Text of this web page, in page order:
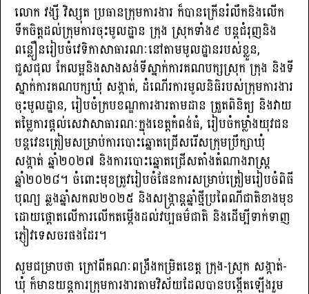
លោក វង្សី វិស្សុត ប្រធានក្រុមការងារ ក៏បានក្រើនរំលឹកនិងលើក
ទឹកចិត្តដល់ក្រុមការចុះមូលដ្ឋាន ក្រុង ស្រុកទាំង៩ បន្តជំរុញនិង
ពន្លឿនរៀបចំវេទិកាសាធារណៈនៅតាមមូលដ្ឋានរបស់ខ្លួន,
ជួសជុល កែលម្អនិងសាងសង់ទីស្នាក់ការគណបក្សស្រុក ក្រុង និងទី
ស្នាក់ការគណបក្សឃុំ សង្កាត់, ដំណើរការមូលនិធិរបស់ក្រុមការងារ
ចុះមូលដ្ឋាន, រៀបចំក្របខណ្ឌការងារតាមដាន ត្រួតពិនិត្យ និងវាយ
តម្លៃការផ្ដល់សេវាសាធារណៈក្នុងខេត្តកំពង់ធំ, រៀបចំកម្លាំងយុវជន
បន្តវេនត្រៀមសម្រាប់ការបោះឆ្នោតជ្រើសរើសក្រុមប្រឹក្សាឃុំ
សង្កាត់ ឆ្នាំ២០២៧ និងការបោះឆ្នោតជ្រើសតាំងតំណាងរាស្រ្ត
ឆ្នាំ២០២៨។ ចំពោះមុខត្រូវរៀបចំផែនការសម្រាប់ត្រៀមរៀបចំពិធី
បុណ្យ ឆ្លងឆ្នាំសកល២០២៥ និងសង្ក្រាន្តឆ្នាំថ្មីប្រពៃណីជាតិខាងមុខ
ដោយផ្ដោតលើការលើកតម្កើងដល់វប្បធម៌ជាតិ និងដើម្បីទាក់ទាញ
ភ្ញៀវទេសចរផងដែរ។
សូមជម្រាបថា ក្រៅពីគណៈពង្រឹងកម្រិតខេត្ត ក្រុង-ស្រុក សង្កាត់-
ឃុំ ក៏មានយន្តការក្រុមការងារតាមវិស័យដែលបានបង្កើតឡើងរួម